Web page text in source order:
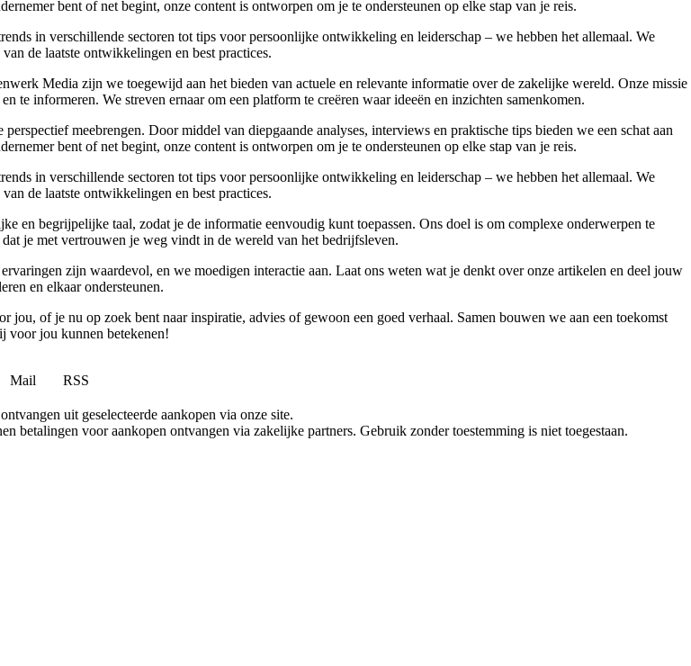
bent of net begint, onze content is ontworpen om je te ondersteunen op elke stap van je reis.
in verschillende sectoren tot tips voor persoonlijke ontwikkeling en leiderschap – we hebben het allemaal. We
de laatste ontwikkelingen en best practices.
Media zijn we toegewijd aan het bieden van actuele en relevante informatie over de zakelijke wereld. Onze missie
te informeren. We streven ernaar om een platform te creëren waar ideeën en inzichten samenkomen.
meebrengen. Door middel van diepgaande analyses, interviews en praktische tips bieden we een schat aan
bent of net begint, onze content is ontworpen om je te ondersteunen op elke stap van je reis.
in verschillende sectoren tot tips voor persoonlijke ontwikkeling en leiderschap – we hebben het allemaal. We
de laatste ontwikkelingen en best practices.
en begrijpelijke taal, zodat je de informatie eenvoudig kunt toepassen. Ons doel is om complexe onderwerpen te
je met vertrouwen je weg vindt in de wereld van het bedrijfsleven.
zijn waardevol, en we moedigen interactie aan. Laat ons weten wat je denkt over onze artikelen en deel jouw
en elkaar ondersteunen.
of je nu op zoek bent naar inspiratie, advies of gewoon een goed verhaal. Samen bouwen we aan een toekomst
voor jou kunnen betekenen!
Mail
RSS
uit geselecteerde aankopen via onze site.
voor aankopen ontvangen via zakelijke partners. Gebruik zonder toestemming is niet toegestaan.